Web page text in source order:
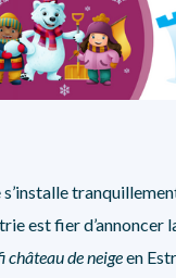
s’installe
est fier d’annoncer
château de neigeen